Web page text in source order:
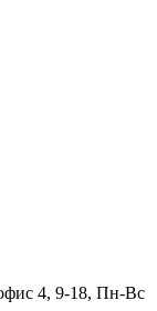
4, 9-18, Пн-Вс